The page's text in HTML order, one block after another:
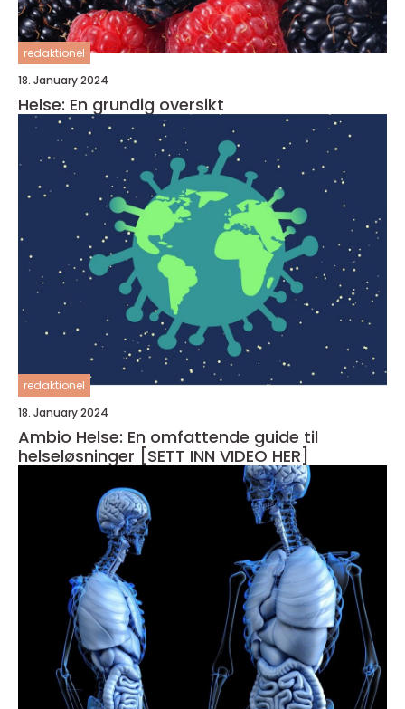
redaktionel
18. January 2024
Helse: En grundig oversikt
redaktionel
18. January 2024
Ambio Helse: En omfattende guide til
helseløsninger [SETT INN VIDEO HER]